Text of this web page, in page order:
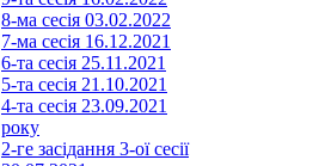
8-ма сесія 03.02.2022
7-ма сесія 16.12.2021
6-та сесія 25.11.2021
5-та сесія 21.10.2021
4-та сесія 23.09.2021
року
2-ге засідання 3-ої сесії